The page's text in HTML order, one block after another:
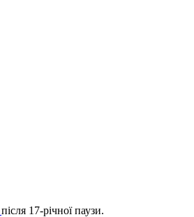
після 17-річної паузи.